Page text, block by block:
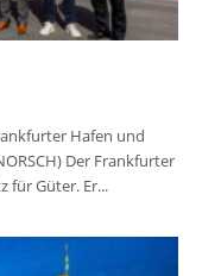
Hafen und
Der Frankfurter
für Güter. Er...